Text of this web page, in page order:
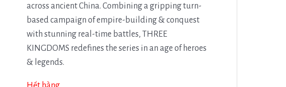
across ancient China. Combining a gripping turn-
based campaign of empire-building & conquest
with stunning real-time battles, THREE
KINGDOMS redefines the series in an age of heroes
& legends.